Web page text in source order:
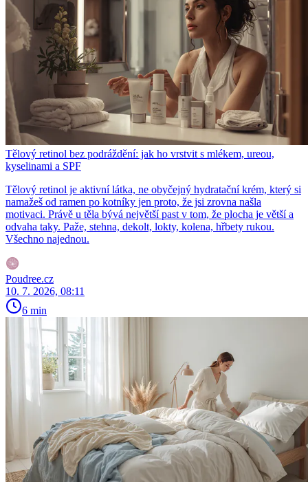
Tělový retinol bez podráždění: jak ho vrstvit s mlékem, ureou,
kyselinami a SPF
Tělový retinol je aktivní látka, ne obyčejný hydratační krém, který si
namažeš od ramen po kotníky jen proto, že jsi zrovna našla
motivaci. Právě u těla bývá největší past v tom, že plocha je větší a
odvaha taky. Paže, stehna, dekolt, lokty, kolena, hřbety rukou.
Všechno najednou.
Poudree.cz
10. 7. 2026, 08:11
6 min